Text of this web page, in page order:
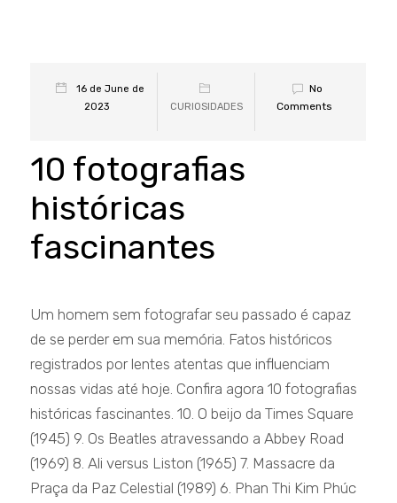
16 de June de
2023
CURIOSIDADES
No
Comments
10 fotografias
históricas
fascinantes
Um homem sem fotografar seu passado é capaz
de se perder em sua memória. Fatos históricos
registrados por lentes atentas que influenciam
nossas vidas até hoje. Confira agora 10 fotografias
históricas fascinantes. 10. O beijo da Times Square
(1945) 9. Os Beatles atravessando a Abbey Road
(1969) 8. Ali versus Liston (1965) 7. Massacre da
Praça da Paz Celestial (1989) 6. Phan Thi Kim Phúc